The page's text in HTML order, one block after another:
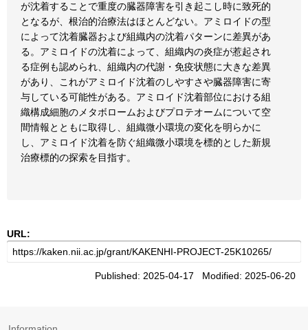
が沈着することで重度の臓器障害を引き起こし時に致死的
となるが、根治的治療法はほとんどない。アミロイドの型
によって沈着臓器および組織内の沈着パターンに差異があ
る。アミロイドの沈着によって、組織内の炎症が惹起され
る症例も認められ、組織内の代謝・免疫状態に大きな差異
があり、これがアミロイド沈着のしやすさや臓器障害に寄
与している可能性がある。アミロイド沈着部位における組
織構成細胞のメタボロームおよびプロテオームについて空
間情報とともに取得し、組織微小環境の変化を明らかに
し、アミロイド沈着を防ぐ組織微小環境を標的とした新規
治療標的の探索を目指す。
URL:
Published: 2025-04-17 Modified: 2025-06-20